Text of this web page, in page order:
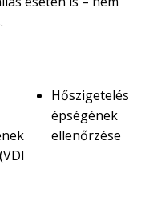
Hőszigetelés
épségének
ellenőrzése